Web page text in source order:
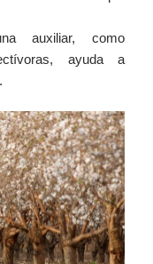
auxiliar, como
ayuda a